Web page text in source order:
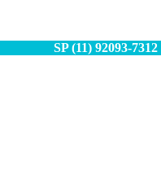
SP (11) 92093-7312